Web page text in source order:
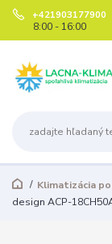
+421903177900
8:00 - 16:00
Klimatizácia
design ACP-